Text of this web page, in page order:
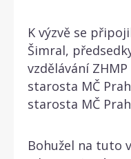
K výzvě se
Šimral,
vzdělávání
starosta MČ
starosta MČ
Bohužel na tuto